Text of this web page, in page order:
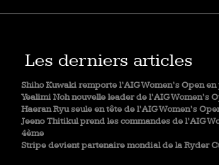
Les derniers articles
Shiho Kuwaki remporte l’AIG Women’s Open
Yealimi Noh nouvelle leader de l’AIG Women’s
Haeran Ryu seule en tête de l’AIG Women’s
Jeeno Thitikul prend les commandes de l’AIG
4ème
Stripe devient partenaire mondial de la Ryder